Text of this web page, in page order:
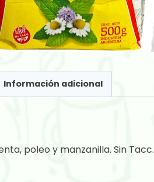
Información adicional
poleo y manzanilla. Sin Tacc.